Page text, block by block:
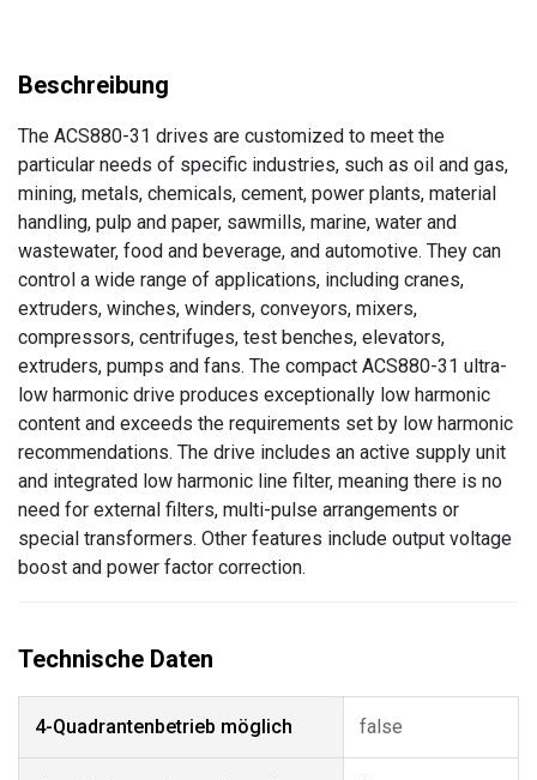
The ACS880-31 drives are customized to meet the
particular needs of specific industries, such as oil and gas,
mining, metals, chemicals, cement, power plants, material
handling, pulp and paper, sawmills, marine, water and
wastewater, food and beverage, and automotive. They can
control a wide range of applications, including cranes,
extruders, winches, winders, conveyors, mixers,
compressors, centrifuges, test benches, elevators,
extruders, pumps and fans. The compact ACS880-31 ultra-
low harmonic drive produces exceptionally low harmonic
content and exceeds the requirements set by low harmonic
recommendations. The drive includes an active supply unit
and integrated low harmonic line filter, meaning there is no
need for external filters, multi-pulse arrangements or
special transformers. Other features include output voltage
boost and power factor correction.
4-Quadrantenbetrieb möglich false